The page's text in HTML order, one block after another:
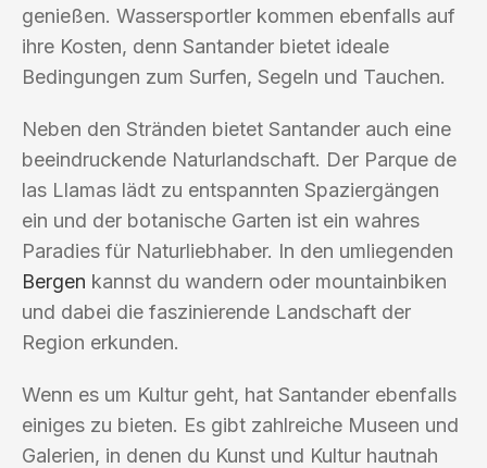
genießen. Wassersportler kommen ebenfalls auf
ihre Kosten, denn Santander bietet ideale
Bedingungen zum Surfen, Segeln und Tauchen.
Neben den Stränden bietet Santander auch eine
beeindruckende Naturlandschaft. Der Parque de
las Llamas lädt zu entspannten Spaziergängen
ein und der botanische Garten ist ein wahres
Paradies für Naturliebhaber. In den umliegenden
Bergen kannst du wandern oder mountainbiken
und dabei die faszinierende Landschaft der
Region erkunden.
Wenn es um Kultur geht, hat Santander ebenfalls
einiges zu bieten. Es gibt zahlreiche Museen und
Galerien, in denen du Kunst und Kultur hautnah